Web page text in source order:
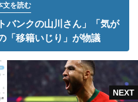
文を読む
バンクの山川さん」「気が
移籍いじり」が物議